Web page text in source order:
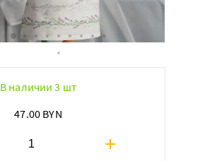
В наличии 3 шт
47.00 BYN